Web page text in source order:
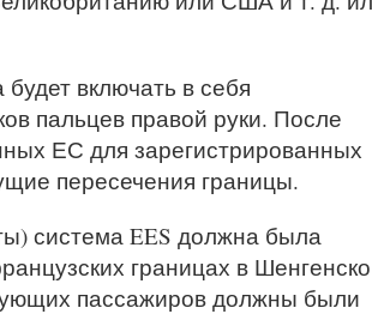
включать в себя
пальцев правой руки. После
ЕС для зарегистрированных
пересечения границы.
система EES должна была
границах в
пассажиров должны были